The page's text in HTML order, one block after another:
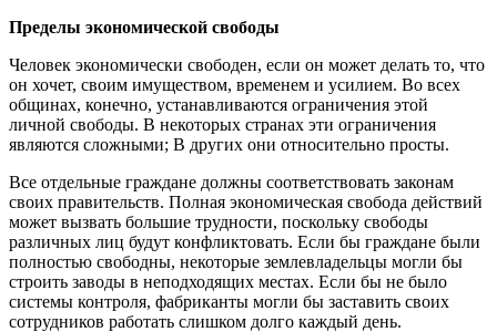
Пределы экономической свободы
Человек экономически свободен, если он может делать то, что
он хочет, своим имуществом, временем и усилием. Во всех
общинах, конечно, устанавливаются ограничения этой
личной свободы. В некоторых странах эти ограничения
являются сложными; В других они относительно просты.
Все отдельные граждане должны соответствовать законам
своих правительств. Полная экономическая свобода действий
может вызвать большие трудности, поскольку свободы
различных лиц будут конфликтовать. Если бы граждане были
полностью свободны, некоторые землевладельцы могли бы
строить заводы в неподходящих местах. Если бы не было
системы контроля, фабриканты могли бы заставить своих
сотрудников работать слишком долго каждый день.